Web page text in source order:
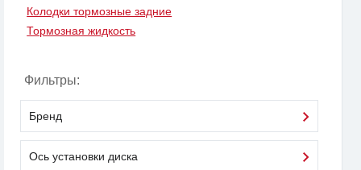
Колодки тормозные задние
Тормозная жидкость
Фильтры:
Бренд
Ось установки диска